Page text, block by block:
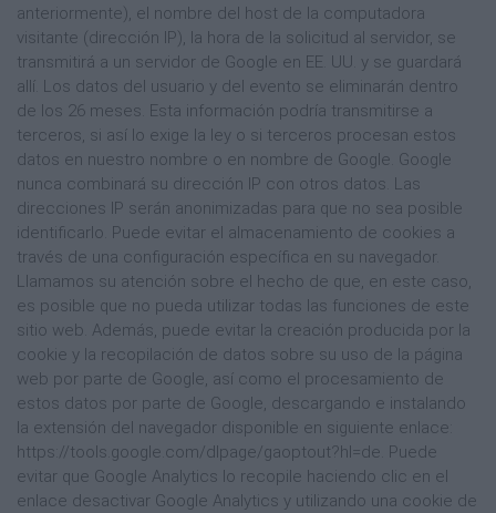
anteriormente), el nombre del host de la computadora
visitante (dirección IP), la hora de la solicitud al servidor, se
transmitirá a un servidor de Google en EE. UU. y se guardará
allí. Los datos del usuario y del evento se eliminarán dentro
de los 26 meses. Esta información podría transmitirse a
terceros, si así lo exige la ley o si terceros procesan estos
datos en nuestro nombre o en nombre de Google. Google
nunca combinará su dirección IP con otros datos. Las
direcciones IP serán anonimizadas para que no sea posible
identificarlo. Puede evitar el almacenamiento de cookies a
través de una configuración específica en su navegador.
Llamamos su atención sobre el hecho de que, en este caso,
es posible que no pueda utilizar todas las funciones de este
sitio web. Además, puede evitar la creación producida por la
cookie y la recopilación de datos sobre su uso de la página
web por parte de Google, así como el procesamiento de
estos datos por parte de Google, descargando e instalando
la extensión del navegador disponible en siguiente enlace:
https://tools.google.com/dlpage/gaoptout?hl=de. Puede
evitar que Google Analytics lo recopile haciendo clic en el
enlace desactivar Google Analytics y utilizando una cookie de